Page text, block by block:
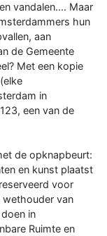
vandalen.... Maar
hun
aan
de Gemeente
Met een kopie
in
een van de
de opknapbeurt:
en kunst plaatst
voor
wethouder van
in
Ruimte en